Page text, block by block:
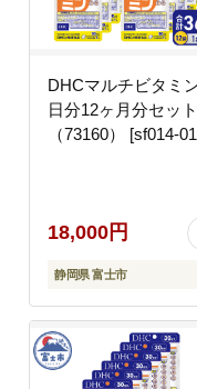
DHCマルチビタミ
日分12ヶ月分セット
（73160） [sf014-
18,000円
静岡県 富士市